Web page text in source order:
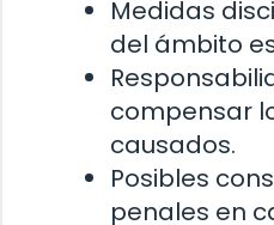
Medidas
del ámbito
compensar
causados.
Posibles
penales en